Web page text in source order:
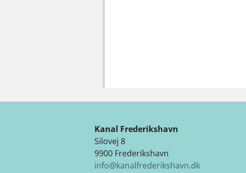
Kanal Frederikshavn
Silovej 8
9900 Frederikshavn
info@kanalfrederikshavn.dk